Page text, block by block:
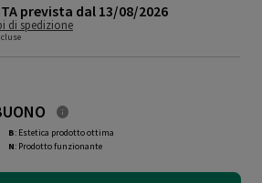
prevista dal 13/08/2026
di spedizione
B: Estetica prodotto ottima
N: Prodotto funzionante